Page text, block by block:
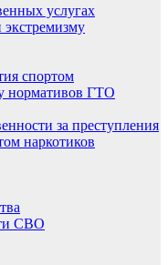
услугах
экстремизму
спортом
нормативов ГТО
за преступления
наркотиков
СВО